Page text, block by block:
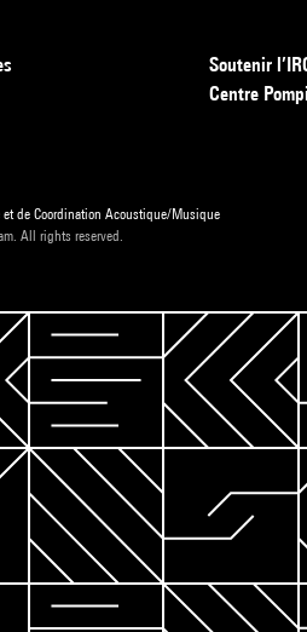
Soutenir
Centre
et de Coordination Acoustique/Musique
All rights reserved.